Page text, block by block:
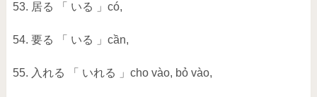
53. 居る 「 いる 」có,
54. 要る 「 いる 」cần,
55. 入れる 「 いれる 」cho vào, bỏ vào,